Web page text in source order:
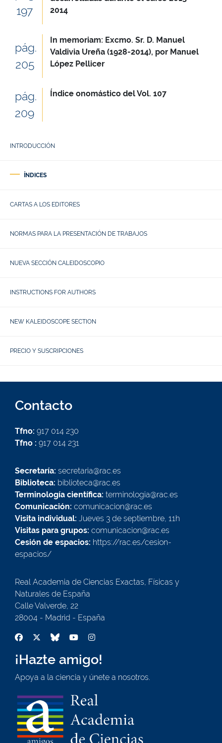
197
2014
pág.
205
In memoriam: Excmo. Sr. D. Manuel
Valdivia Ureña (1928-2014), por Manuel
López Pellicer
pág.
209
Índice onomástico del Vol. 107
INTRODUCCIÓN
ÍNDICES
CARTAS A LOS EDITORES
NORMAS PARA LA PRESENTACIÓN DE TRABAJOS
NUEVA SECCIÓN CALEIDOSCOPIO
INSTRUCTIONS FOR AUTHORS
NEW KALEIDOSCOPE SECTION
PRECIO Y SUSCRIPCIONES
Contacto
Tfno: 917 014 230
Tfno : 917 014 231
Secretaría: secretaria@rac.es
Biblioteca: biblioteca@rac.es
Terminología científica: terminologia@rac.es
Comunicación: comunicacion@rac.es
Visita individual: Jueves 3 de septiembre, 11h
Visitas para grupos: comunicacion@rac.es
Cesión de espacios: https://rac.es/cesion-
espacios/
Real Academia de Ciencias Exactas, Físicas y
Naturales de España
Calle Valverde, 22
28004 - Madrid - España
¡Hazte amigo!
Apoya a la ciencia y únete a nosotros.